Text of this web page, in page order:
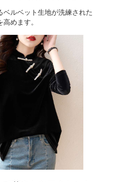
ベルベット生地が洗練された
めます。